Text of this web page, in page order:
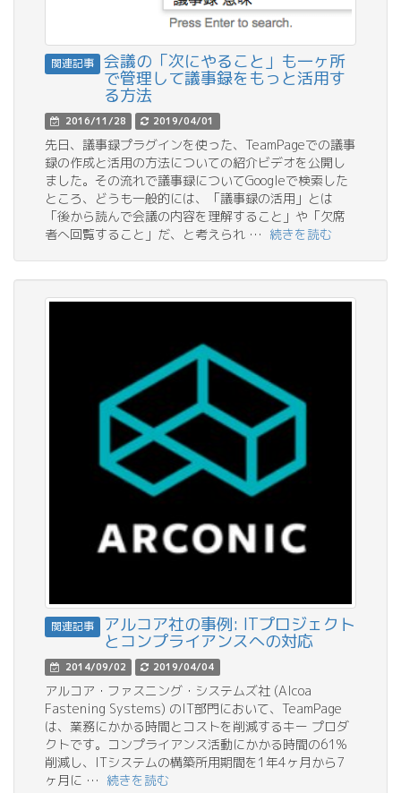
関連記事 会議の「次にやること」も一ヶ所
で管理して議事録をもっと活用す
る方法
2016/11/28 2019/04/01
先日、議事録プラグインを使った、TeamPageでの議事
録の作成と活用の方法についての紹介ビデオを公開し
ました。その流れで議事録についてGoogleで検索した
ところ、どうも一般的には、「議事録の活用」とは
「後から読んで会議の内容を理解すること」や「欠席
者へ回覧すること」だ、と考えられ … 続きを読む
関連記事 アルコア社の事例: ITプロジェクト
とコンプライアンスへの対応
2014/09/02 2019/04/04
アルコア・ファスニング・システムズ社 (Alcoa
Fastening Systems) のIT部門において、TeamPage
は、業務にかかる時間とコストを削減するキー プロダ
クトです。コンプライアンス活動にかかる時間の61%
削減し、ITシステムの構築所用期間を1年4ヶ月から7
ヶ月に … 続きを読む